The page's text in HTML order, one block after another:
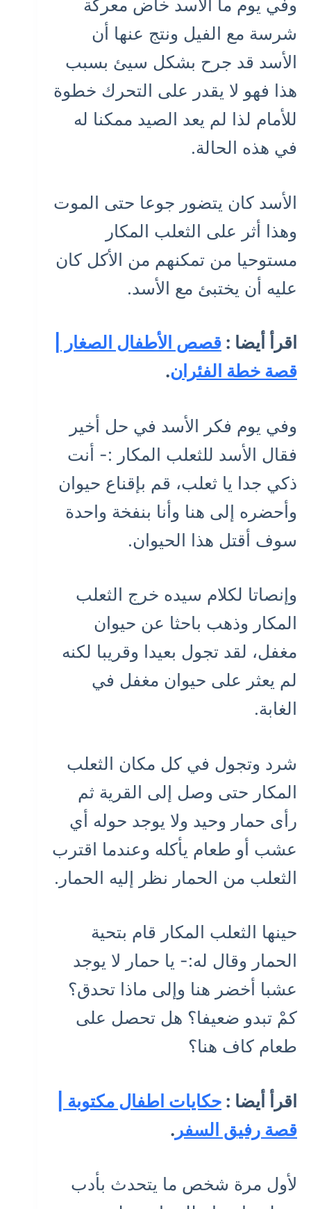
وفي يوم ما الأسد خاض معركة
شرسة مع الفيل ونتج عنها أن
الأسد قد جرح بشكل سيئ بسبب
هذا فهو لا يقدر على التحرك خطوة
للأمام لذا لم يعد الصيد ممكنا له
في هذه الحالة.
الأسد كان يتضور جوعا حتى الموت
وهذا أثر على الثعلب المكار
مستوحيا من تمكنهم من الأكل كان
عليه أن يختبئ مع الأسد.
اقرأ أيضا : قصص الأطفال الصغار |
قصة خطة الفئران.
وفي يوم فكر الأسد في حل أخير
فقال الأسد للثعلب المكار :- أنت
ذكي جدا يا ثعلب، قم بإقناع حيوان
وأحضره إلى هنا وأنا بنفخة واحدة
سوف أقتل هذا الحيوان.
وإنصاتا لكلام سيده خرج الثعلب
المكار وذهب باحثا عن حيوان
مغفل، لقد تجول بعيدا وقريبا لكنه
لم يعثر على حيوان مغفل في
الغابة.
شرد وتجول في كل مكان الثعلب
المكار حتى وصل إلى القرية ثم
رأى حمار وحيد ولا يوجد حوله أي
عشب أو طعام يأكله وعندما اقترب
الثعلب من الحمار نظر إليه الحمار.
حينها الثعلب المكار قام بتحية
الحمار وقال له:- يا حمار لا يوجد
عشبا أخضر هنا وإلى ماذا تحدق؟
كمْ تبدو ضعيفا؟ هل تحصل على
طعام كاف هنا؟
اقرأ أيضا : حكايات اطفال مكتوبة |
قصة رفيق السفر .
لأول مرة شخص ما يتحدث بأدب